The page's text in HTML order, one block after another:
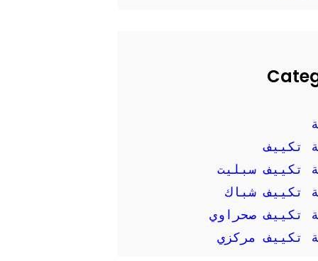
تكييف
تكييف سبليت
تكييف شباك
تكييف صحراوي
تكييف مركزي